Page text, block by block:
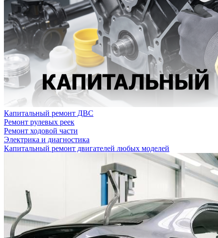
Капитальный ремонт ДВС
Ремонт рулевых реек
Ремонт ходовой части
Электрика и диагностика
Капитальный ремонт двигателей любых моделей